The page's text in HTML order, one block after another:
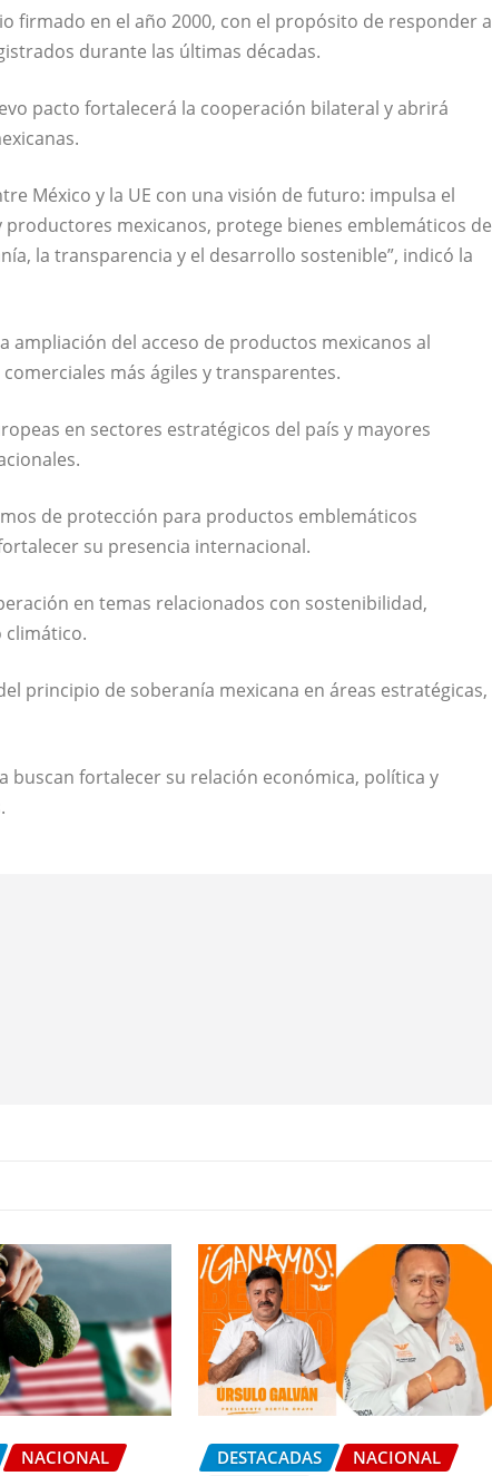
firmado en el año 2000, con el propósito de responder a
durante las últimas décadas.
pacto fortalecerá la cooperación bilateral y abrirá
México y la UE con una visión de futuro: impulsa el
mexicanos, protege bienes emblemáticos de
la transparencia y el desarrollo sostenible”, indicó la
del acceso de productos mexicanos al
más ágiles y transparentes.
en sectores estratégicos del país y mayores
de protección para productos emblemáticos
su presencia internacional.
en temas relacionados con sostenibilidad,
climático.
principio de soberanía mexicana en áreas estratégicas,
buscan fortalecer su relación económica, política y
NACIONAL DESTACADAS
NACIONAL